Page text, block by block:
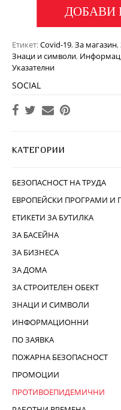
ДОБАВИ
Етикет:Covid-19,За магазин,
Знаци и символи,
Указателни
SOCIAL
КАТЕГОРИИ
БЕЗОПАСНОСТ НА ТРУДА
ЕВРОПЕЙСКИ ПРОГРАМИ И
ЕТИКЕТИ ЗА БУТИЛКА
ЗА БАСЕЙНА
ЗА БИЗНЕСА
ЗА ДОМА
ЗА СТРОИТЕЛЕН ОБЕКТ
ЗНАЦИ И СИМВОЛИ
ИНФОРМАЦИОННИ
ПО ЗАЯВКА
ПОЖАРНА БЕЗОПАСНОСТ
ПРОМОЦИИ
ПРОТИВОЕПИДЕМИЧНИ